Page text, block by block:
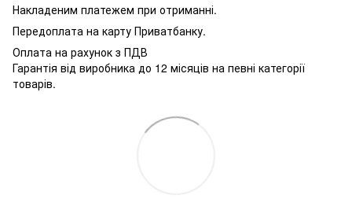
Накладеним платежем при отриманні.
Передоплата на карту Приватбанку.
Оплата на рахунок з ПДВ
Гарантія від виробника до 12 місяців на певні категорії
товарів.